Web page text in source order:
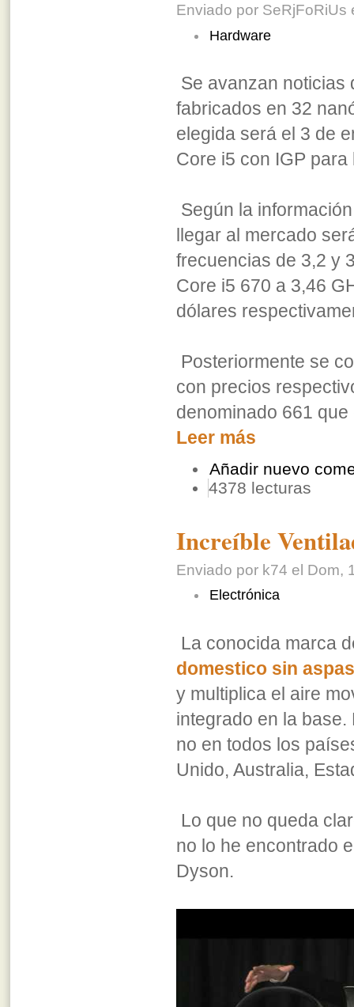
Enviado por SeRjFoRiUs
Hardware
Se avanzan noticias
fabricados en 32
elegida será el 3 de
Core i5 con IGP
Según la
llegar al mercado
frecuencias de 3,2 y
Core i5 670 a 3,46
dólares
Posteriormente se
con precios
denominado 661
Leer más
Añadir nuevo
4378 lecturas
Increíble
Enviado por k74 el Dom,
Electrónica
La conocida marca
domestico sin aspas
y multiplica el aire
integrado en la
no en todos los
Unido, Australia,
Lo que no queda
no lo he encontrado
Dyson.